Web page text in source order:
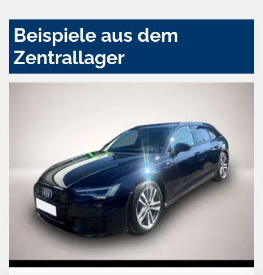
Beispiele aus dem
Zentrallager